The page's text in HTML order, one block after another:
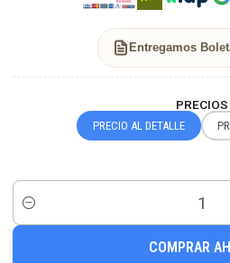
Entregamos
PRECIOS
PRECIO AL DETALLE
Cantidad
COMPRAR